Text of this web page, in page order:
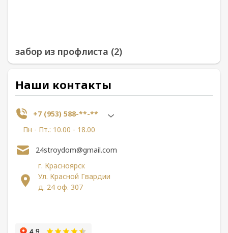
забор из профлиста (2)
Наши контакты
+7 (953) 588-**-**
Пн - Пт.: 10.00 - 18.00
г. Красноярск
Ул. Красной Гвардии
д. 24 оф. 307
24stroydom@gmail.com